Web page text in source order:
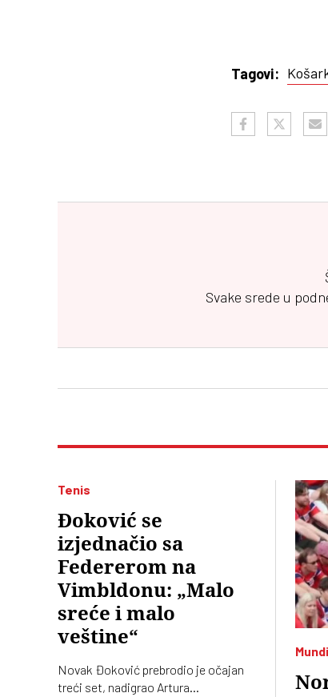
Tagovi:
Svake srede u
Tenis
Đoković se
izjednačio sa
Federerom na
Vimbldonu: „Malo
sreće i malo
veštine“
Novak Đoković prebrodio je očajan
treći set, nadigrao Artura